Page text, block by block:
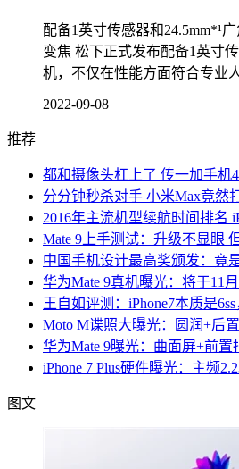
配备1英寸传感器和24.5mm*¹
变焦 松下正式发布配备1英寸
机，不仅在性能方面符合专业
2022-09-08
推荐
都和摄像头杠上了 传一加手机
分分钟秒杀对手 小米Max竟然
2016年主流机型续航时间排名
Mate 9上手测试：升级不显眼
中国手机设计最高奖颁发：竟
华为Mate 9真机曝光：将于11
王自如评测：iPhone7本质是
Moto M谍照大曝光：圆润+后
华为Mate 9曝光：曲面屏+前置
iPhone 7 Plus硬件曝光：主频
图文